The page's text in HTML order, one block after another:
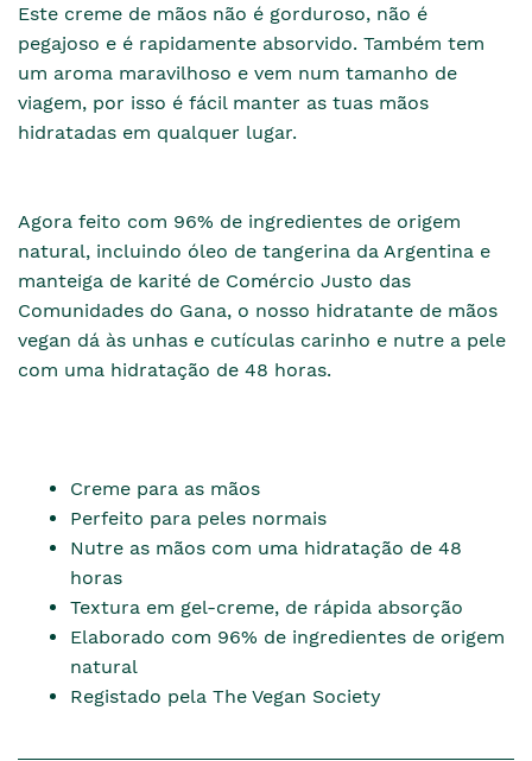
Este creme de mãos não é gorduroso, não é
pegajoso e é rapidamente absorvido. Também tem
um aroma maravilhoso e vem num tamanho de
viagem, por isso é fácil manter as tuas mãos
hidratadas em qualquer lugar.
Agora feito com 96% de ingredientes de origem
natural, incluindo óleo de tangerina da Argentina e
manteiga de karité de Comércio Justo das
Comunidades do Gana, o nosso hidratante de mãos
vegan dá às unhas e cutículas carinho e nutre a pele
com uma hidratação de 48 horas.
Creme para as mãos
Perfeito para peles normais
Nutre as mãos com uma hidratação de 48
horas
Textura em gel-creme, de rápida absorção
Elaborado com 96% de ingredientes de origem
natural
Registado pela The Vegan Society